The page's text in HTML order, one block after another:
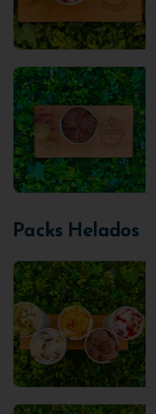
Packs Helados